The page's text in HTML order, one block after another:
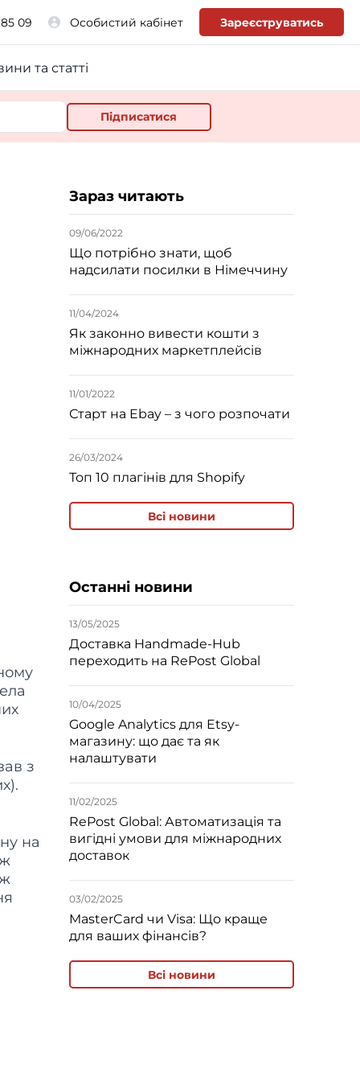
09 Особистий кабінет Зареєструватись
та статті
з
на
Зараз читають
09/06/2022
Що потрібно знати, щоб
надсилати посилки в Німеччину
11/04/2024
Як законно вивести кошти з
міжнародних маркетплейсів
11/01/2022
Старт на Ebay – з чого розпочати
26/03/2024
Топ 10 плагінів для Shopify
Всі новини
Останні новини
13/05/2025
Доставка Handmade-Hub
переходить на RePost Global
10/04/2025
Google Analytics для Etsy-
магазину: що дає та як
налаштувати
11/02/2025
RePost Global: Автоматизація та
вигідні умови для міжнародних
доставок
03/02/2025
MasterCard чи Visa: Що краще
для ваших фінансів?
Всі новини